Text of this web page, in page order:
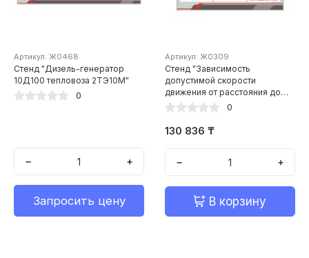
Артикул: Ж0468
Стенд "Дизель-генератор
10Д100 тепловоза 2ТЭ10М"
0
− +
Запросить цену
Артикул: Ж0309
Стенд "Зависимость
допустимой скорости
движения от расстояния до
светофора"
0
130 836 ₸
− +
В корзину